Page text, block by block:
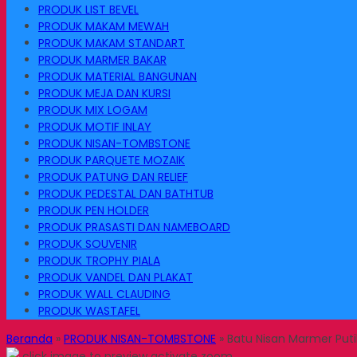
PRODUK LIST BEVEL
PRODUK MAKAM MEWAH
PRODUK MAKAM STANDART
PRODUK MARMER BAKAR
PRODUK MATERIAL BANGUNAN
PRODUK MEJA DAN KURSI
PRODUK MIX LOGAM
PRODUK MOTIF INLAY
PRODUK NISAN-TOMBSTONE
PRODUK PARQUETE MOZAIK
PRODUK PATUNG DAN RELIEF
PRODUK PEDESTAL DAN BATHTUB
PRODUK PEN HOLDER
PRODUK PRASASTI DAN NAMEBOARD
PRODUK SOUVENIR
PRODUK TROPHY PIALA
PRODUK VANDEL DAN PLAKAT
PRODUK WALL CLAUDING
PRODUK WASTAFEL
Beranda » PRODUK NISAN-TOMBSTONE » Batu Nisan Marmer